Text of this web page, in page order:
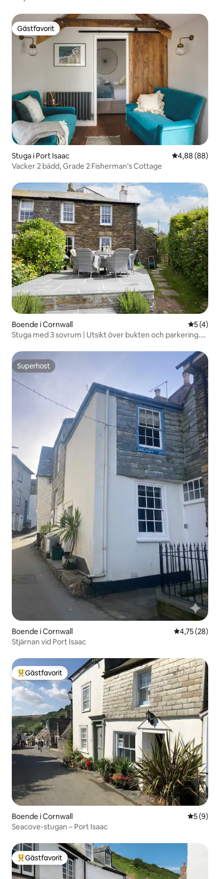
Gästfavorit
Gästfavorit
Stuga i Port Isaac 4,88 av 5 i
4,88 (88)
Vacker 2 bädd, Grade 2 Fisherman's Cottage
Boende i Cornwall 5 av 5 i
5 (4)
Stuga med 3 sovrum | Utsikt över bukten och parkering.
Superhost
Superhost
Boende i Cornwall 4,75 av 5 i
4,75 (28)
Stjärnan vid Port Isaac
Populär gästfavorit
Gästfavorit
Boende i Cornwall 5 av 5 i
5 (9)
Seacove-stugan – Port Isaac
Populär gästfavorit
Gästfavorit